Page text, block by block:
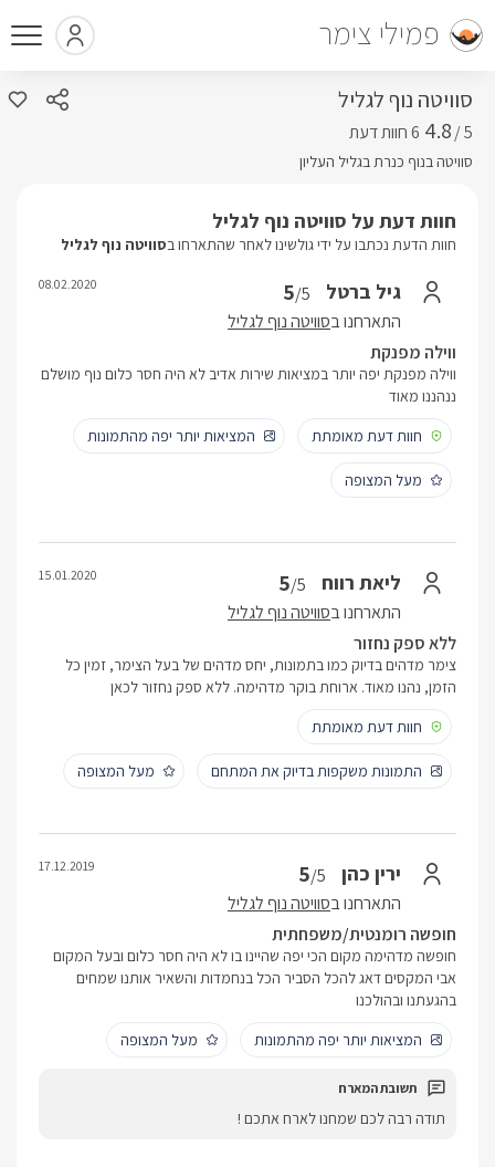
פמילי צימר
סוויטה נוף לגליל
5 /
4.8
סוויטה בנוף כנרת בגליל העליון
חוות דעת על סוויטה נוף לגליל
חוות הדעת נכתבו על ידי גולשינו לאחר שהתארחו בסוויטה נוף לגליל
גיל ברטל 5/5
התארחנו בסוויטה נוף לגליל
08.02.2020
ווילה מפנקת
ווילה מפנקת יפה יותר במציאות שירות אדיב לא היה חסר כלום נוף מושלם
ננהננו מאוד
חוות דעת מאומתת
המציאות יותר יפה מהתמונות
מעל המצופה
ליאת רווח 5/5
התארחנו בסוויטה נוף לגליל
15.01.2020
ללא ספק נחזור
צימר מדהים בדיוק כמו בתמונות, יחס מדהים של בעל הצימר, זמין כל
הזמן, נהנו מאוד. ארוחת בוקר מדהימה. ללא ספק נחזור לכאן
חוות דעת מאומתת
התמונות משקפות בדיוק את המתחם מעל המצופה
ירין כהן 5/5
התארחנו בסוויטה נוף לגליל
17.12.2019
חופשה רומנטית/משפחתית
חופשה מדהימה מקום הכי יפה שהיינו בו לא היה חסר כלום ובעל המקום
אבי המקסים דאג להכל הסביר הכל בנחמדות והשאיר אותנו שמחים
בהגעתנו ובהולכנו
המציאות יותר יפה מהתמונות
מעל המצופה
תודה רבה לכם שמחנו לארח אתכם !